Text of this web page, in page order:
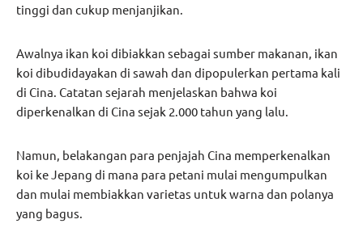
tinggi dan cukup menjanjikan.
Awalnya ikan koi dibiakkan sebagai sumber makanan, ikan
koi dibudidayakan di sawah dan dipopulerkan pertama kali
di Cina. Catatan sejarah menjelaskan bahwa koi
diperkenalkan di Cina sejak 2.000 tahun yang lalu.
Namun, belakangan para penjajah Cina memperkenalkan
koi ke Jepang di mana para petani mulai mengumpulkan
dan mulai membiakkan varietas untuk warna dan polanya
yang bagus.